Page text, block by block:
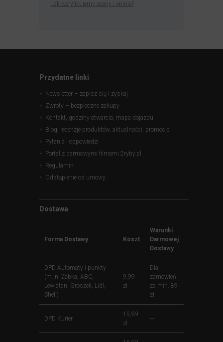
Jak weryfikujemy oceny i opinie?
Przydatne linki
Newsletter – zapisz się i zyskaj
Zwroty – bezpieczne zakupy
Kontakt, godziny otwarcia, mapa dojazdu
Blog, recenzje produktów, aktualności, promocje
Pytania i odpowiedzi
Portal z darmowymi filmami 2ryby.pl
Regulamin
Odstąpienie od umowy
Dostawa
Forma Dostawy Koszt
Warunki
Darmowej
Dostawy
DPD Automaty i punkty
(m.in. Żabka, ABC,
Lewiatan, Groszek, Lidl,
Shell)
9,99
zł
Dla
zamówień
za min. 89
zł
DPD Kurier
15,99
zł
—